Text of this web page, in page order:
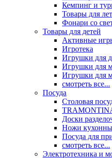
Кемпинг и
Товары для
Фонари со
Товары для детей
Активные
Игротека
Игрушки для
Игрушки для
Игрушки для
смотреть все...
Посуда
Столовая
Доски
Ножи
Посуда для
смотреть все...
Электротехника и